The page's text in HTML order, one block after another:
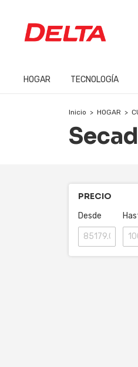
HOGAR TECNOLOGÍA
Inicio > HOGAR >
PRECIO
Desde